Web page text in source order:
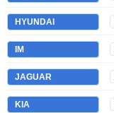
HYUNDAI
IM
JAGUAR
KIA